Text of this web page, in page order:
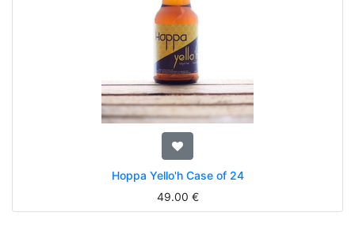
Hoppa Yello'h Case of 24
49.00 €